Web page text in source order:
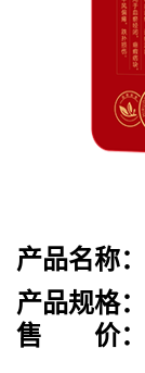
产品名称：
产品规格：
售 价：